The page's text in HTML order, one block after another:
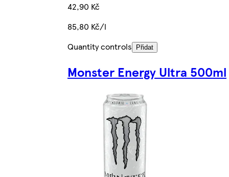
42,90 Kč
85,80 Kč/l
Quantity controls
Přidat
Monster Energy Ultra 500ml